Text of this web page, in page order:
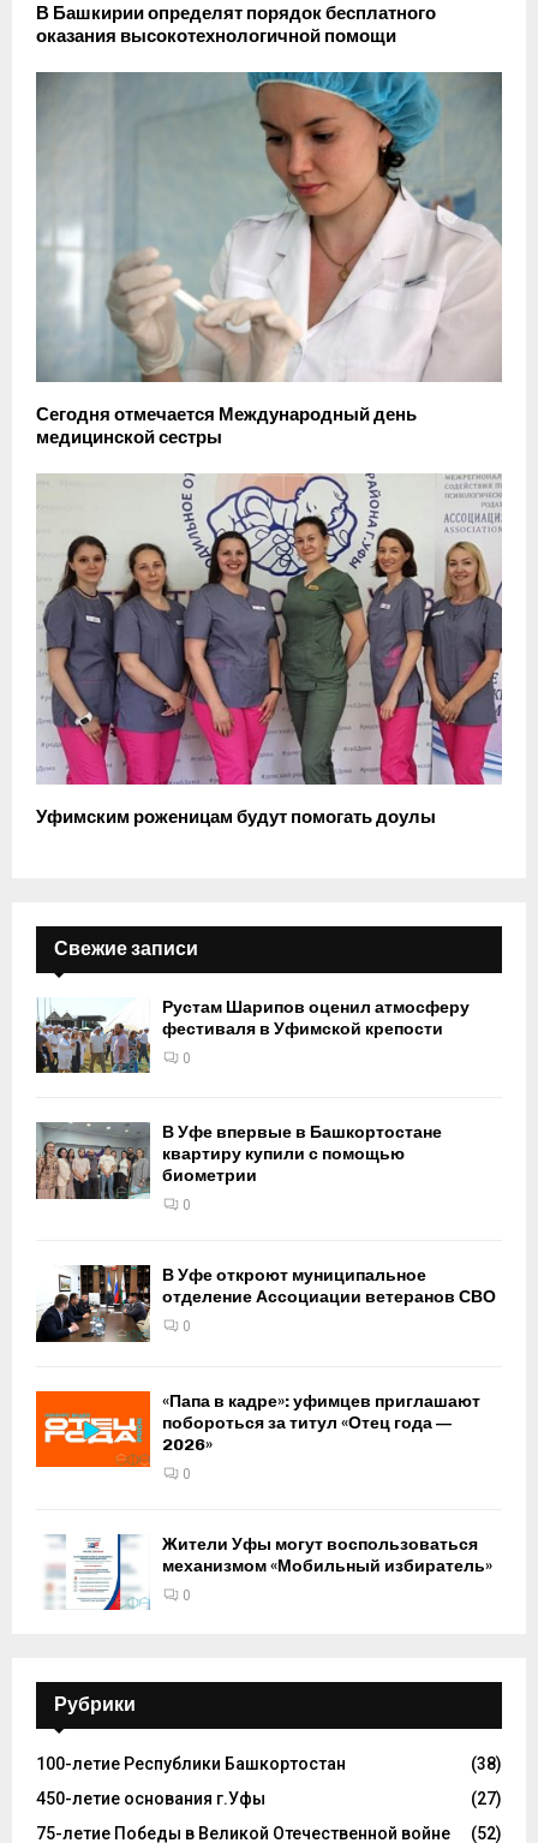
В Башкирии определят порядок бесплатного
оказания высокотехнологичной помощи
Сегодня отмечается Международный день
медицинской сестры
Уфимским роженицам будут помогать доулы
Свежие записи
Рустам Шарипов оценил атмосферу
фестиваля в Уфимской крепости
0
В Уфе впервые в Башкортостане
квартиру купили с помощью
биометрии
0
В Уфе откроют муниципальное
отделение Ассоциации ветеранов СВО
0
«Папа в кадре»: уфимцев приглашают
побороться за титул «Отец года —
2026»
0
Жители Уфы могут воспользоваться
механизмом «Мобильный избиратель»
0
Рубрики
100-летие Республики Башкортостан
(38)
450-летие основания г.Уфы
(27)
75-летие Победы в Великой Отечественной войне
(52)